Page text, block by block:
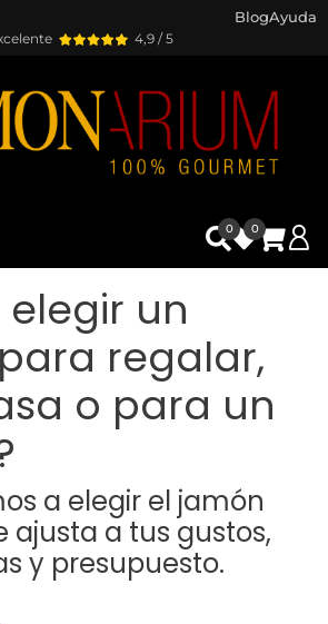
4,9 / 5
BlogAyuda
0 0
un
regalar,
o para un
a elegir el jamón
ajusta a tus gustos,
y presupuesto.